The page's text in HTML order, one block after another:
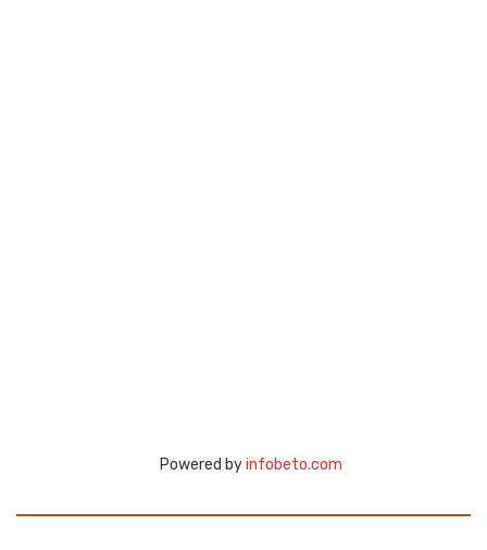
Powered byinfobeto.com